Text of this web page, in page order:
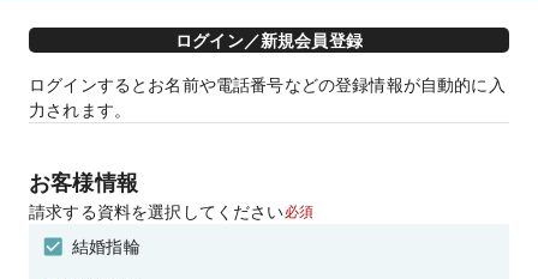
ログイン／新規会員登録
ログインするとお名前や電話番号などの登録情報が自動的に入
力されます。
お客様情報
請求する資料を選択してください必須
結婚指輪